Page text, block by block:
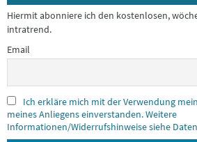
Hiermit abonniere ich den kostenlosen,
intratrend.
Email
Ich erkläre mich mit der Verwendung
meines Anliegens einverstanden. Weitere
Informationen/Widerrufshinweise siehe